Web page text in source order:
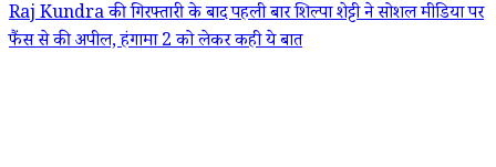
Raj Kundra की गिरफ्तारी के बाद पहली बार शिल्पा शेट्टी ने सोशल मीडिया पर
फैंस से की अपील, हंगामा 2 को लेकर कही ये बात